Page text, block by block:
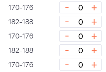
170-176 - +
182-188 - +
170-176 - +
182-188 - +
170-176 - +